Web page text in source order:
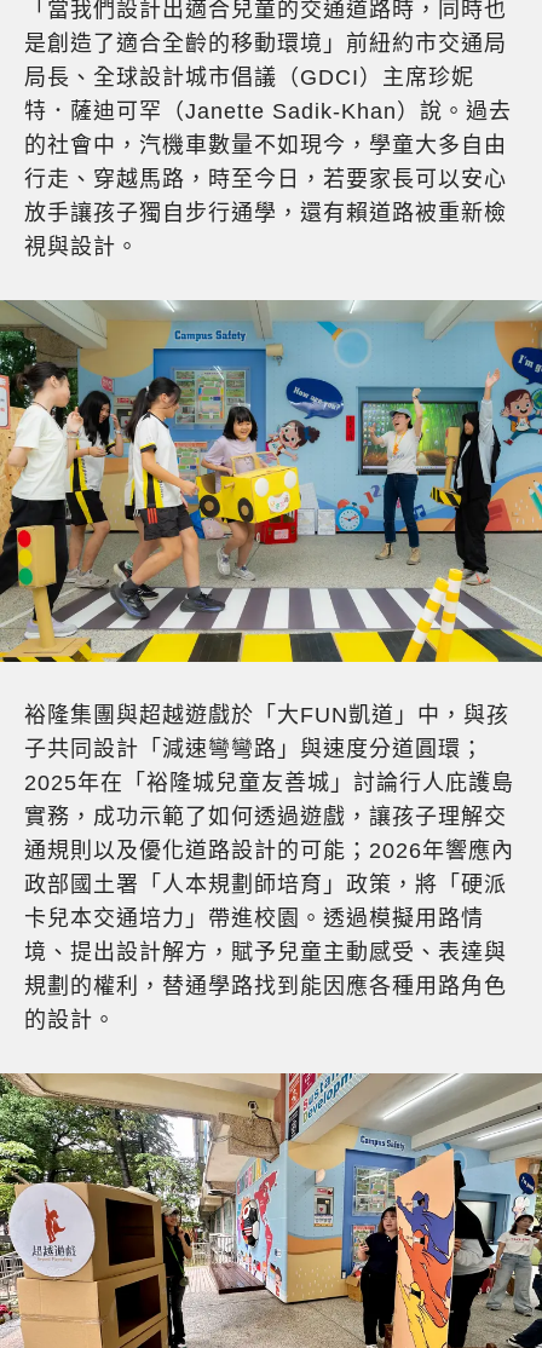
「當我們設計出適合兒童的交通道路時，同時也
是創造了適合全齡的移動環境」前紐約市交通局
局長、全球設計城市倡議（GDCI）主席珍妮
特．薩迪可罕（Janette Sadik-Khan）說。過去
的社會中，汽機車數量不如現今，學童大多自由
行走、穿越馬路，時至今日，若要家長可以安心
放手讓孩子獨自步行通學，還有賴道路被重新檢
視與設計。
裕隆集團與超越遊戲於「大FUN凱道」中，與孩
子共同設計「減速彎彎路」與速度分道圓環；
2025年在「裕隆城兒童友善城」討論行人庇護島
實務，成功示範了如何透過遊戲，讓孩子理解交
通規則以及優化道路設計的可能；2026年響應內
政部國土署「人本規劃師培育」政策，將「硬派
卡兒本交通培力」帶進校園。透過模擬用路情
境、提出設計解方，賦予兒童主動感受、表達與
規劃的權利，替通學路找到能因應各種用路角色
的設計。